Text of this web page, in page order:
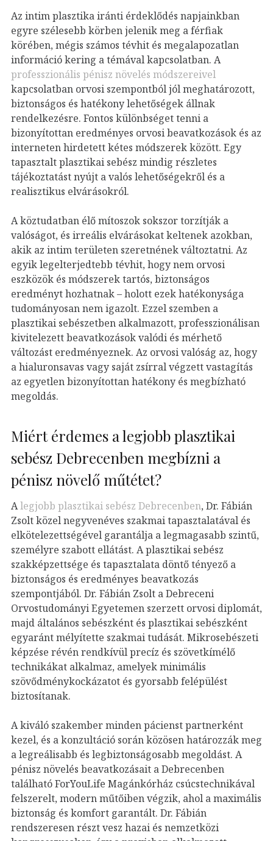
Az intim plasztika iránti érdeklődés napjainkban
egyre szélesebb körben jelenik meg a férfiak
körében, mégis számos tévhit és megalapozatlan
információ kering a témával kapcsolatban. A
professzionális pénisz növelés módszereivel
kapcsolatban orvosi szempontból jól meghatározott,
biztonságos és hatékony lehetőségek állnak
rendelkezésre. Fontos különbséget tenni a
bizonyítottan eredményes orvosi beavatkozások és az
interneten hirdetett kétes módszerek között. Egy
tapasztalt plasztikai sebész mindig részletes
tájékoztatást nyújt a valós lehetőségekről és a
realisztikus elvárásokról.
A köztudatban élő mítoszok sokszor torzítják a
valóságot, és irreális elvárásokat keltenek azokban,
akik az intim területen szeretnének változtatni. Az
egyik legelterjedtebb tévhit, hogy nem orvosi
eszközök és módszerek tartós, biztonságos
eredményt hozhatnak – holott ezek hatékonysága
tudományosan nem igazolt. Ezzel szemben a
plasztikai sebészetben alkalmazott, professzionálisan
kivitelezett beavatkozások valódi és mérhető
változást eredményeznek. Az orvosi valóság az, hogy
a hialuronsavas vagy saját zsírral végzett vastagítás
az egyetlen bizonyítottan hatékony és megbízható
megoldás.
Miért érdemes a legjobb plasztikai
sebész Debrecenben megbízni a
pénisz növelő műtétet?
Alegjobb plasztikai sebész Debrecenben, Dr. Fábián
Zsolt közel negyvenéves szakmai tapasztalatával és
elkötelezettségével garantálja a legmagasabb szintű,
személyre szabott ellátást. A plasztikai sebész
szakképzettsége és tapasztalata döntő tényező a
biztonságos és eredményes beavatkozás
szempontjából. Dr. Fábián Zsolt a Debreceni
Orvostudományi Egyetemen szerzett orvosi diplomát,
majd általános sebészként és plasztikai sebészként
egyaránt mélyítette szakmai tudását. Mikrosebészeti
képzése révén rendkívül precíz és szövetkímélő
technikákat alkalmaz, amelyek minimális
szövődménykockázatot és gyorsabb felépülést
biztosítanak.
A kiváló szakember minden pácienst partnerként
kezel, és a konzultáció során közösen határozzák meg
a legreálisabb és legbiztonságosabb megoldást. A
pénisz növelés beavatkozásait a Debrecenben
található ForYouLife Magánkórház csúcstechnikával
felszerelt, modern műtőiben végzik, ahol a maximális
biztonság és komfort garantált. Dr. Fábián
rendszeresen részt vesz hazai és nemzetközi